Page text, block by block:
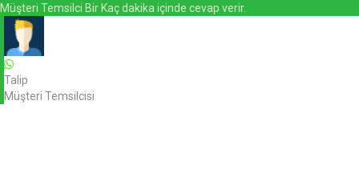
Müşteri Temsilci Bir Kaç dakika içinde cevap verir.
Talip
Müşteri Temsilcisi